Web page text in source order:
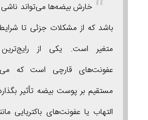
خارش بیضه‌ها می‌تواند
باشد که از مشکلات جزئی تا
متغیر است. یکی از
عفونت‌های قارچی است که
مستقیم بر پوست بیضه تأثیر
التهاب یا عفونت‌های باکتریایی